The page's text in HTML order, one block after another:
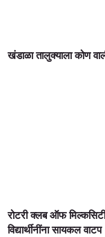
खंडाळा तालुक्याला कोण
रोटरी क्लब ऑफ
विद्यार्थीनींना सायकल वाटप